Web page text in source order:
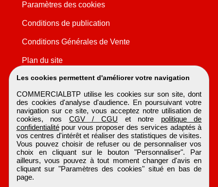
Les cookies permettent d'améliorer votre navigation
COMMERCIALBTP utilise les cookies sur son site, dont
des cookies d'analyse d'audience. En poursuivant votre
navigation sur ce site, vous acceptez notre utilisation de
cookies, nos CGV / CGU et notre politique de
confidentialitépour vous proposer des services adaptés à
vos centres d'intérêt et réaliser des statistiques de visites.
Vous pouvez choisir de refuser ou de personnaliser vos
choix en cliquant sur le bouton "Personnaliser". Par
ailleurs, vous pouvez à tout moment changer d'avis en
cliquant sur "Paramètres des cookies" situé en bas de
page.
Paramètres des cookies
Conditions de publication
Conditions Générales de Vente
Plan du site